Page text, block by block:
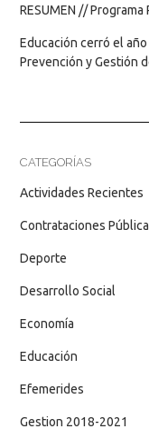
RESUMEN //
Educación cerró el
Prevención y Gestión
CATEGORÍAS
Actividades Recientes
Contrataciones
Deporte
Desarrollo Social
Economía
Educación
Efemerides
Gestion 2018-2021